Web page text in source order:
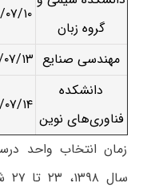
گروه زبان
مهندسی صنایع
دانشکده
فناوری‌های نوین
زمان انتخاب واحد